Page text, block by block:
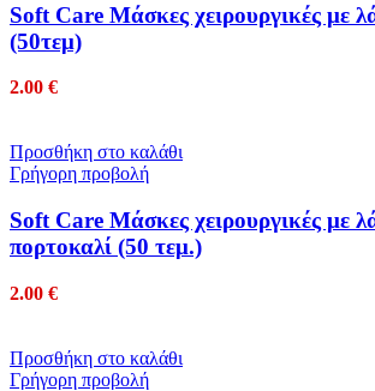
Soft Care Μάσκες χειρουργικές με
(50τεμ)
2.00 €
Προσθήκη στο καλάθι
Γρήγορη προβολή
Soft Care Μάσκες χειρουργικές με
πορτοκαλί (50 τεμ.)
2.00 €
Προσθήκη στο καλάθι
Γρήγορη προβολή